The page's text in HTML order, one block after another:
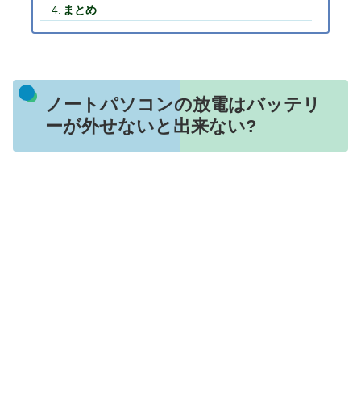
まとめ
ノートパソコンの放電はバッテリ
ーが外せないと出来ない?